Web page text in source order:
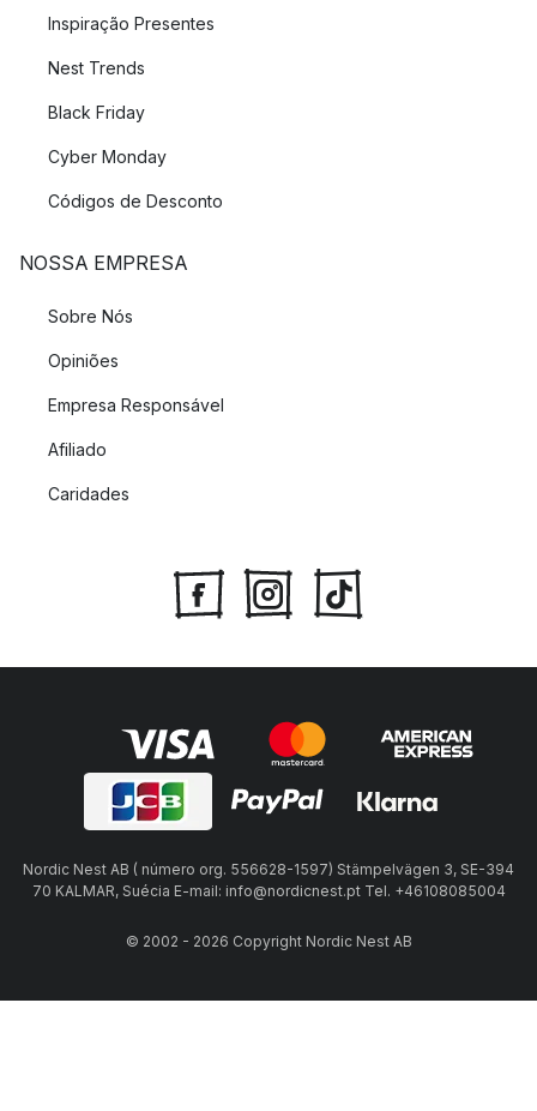
Inspiração Presentes
Nest Trends
Black Friday
Cyber Monday
Códigos de Desconto
NOSSA EMPRESA
Sobre Nós
Opiniões
Empresa Responsável
Afiliado
Caridades
Nordic Nest AB ( número org. 556628-1597) Stämpelvägen 3, SE-394
70 KALMAR, Suécia E-mail: info@nordicnest.pt Tel. +46108085004
© 2002 - 2026 Copyright Nordic Nest AB